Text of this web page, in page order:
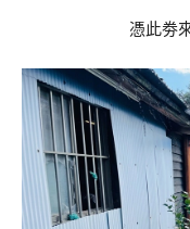
憑此劵